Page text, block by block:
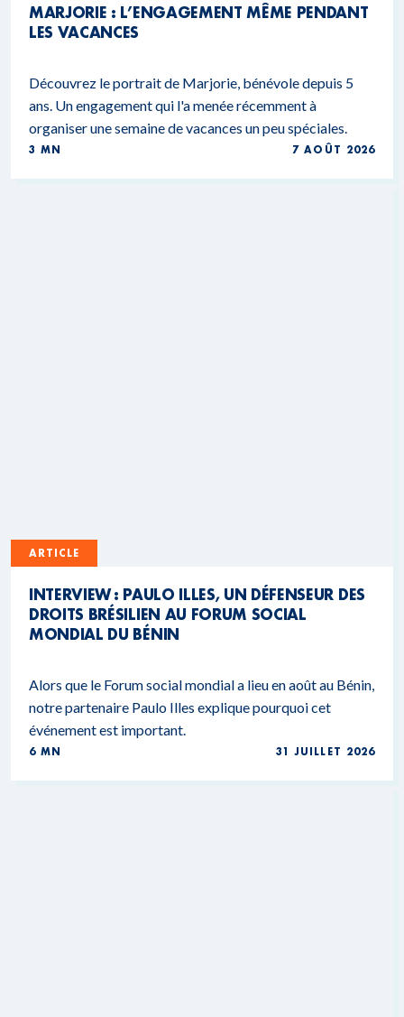
MARJORIE : L’ENGAGEMENT MÊME PENDANT
LES VACANCES
Découvrez le portrait de Marjorie, bénévole depuis 5
ans. Un engagement qui l'a menée récemment à
organiser une semaine de vacances un peu spéciales.
3 MN 7 AOÛT 2026
ARTICLE
INTERVIEW : PAULO ILLES, UN DÉFENSEUR DES
DROITS BRÉSILIEN AU FORUM SOCIAL
MONDIAL DU BÉNIN
Alors que le Forum social mondial a lieu en août au Bénin,
notre partenaire Paulo Illes explique pourquoi cet
événement est important.
6 MN 31 JUILLET 2026